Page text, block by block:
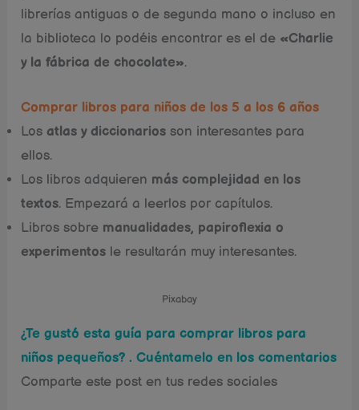
librerías antiguas o de segunda mano o incluso en
la biblioteca lo podéis encontrar es el de «Charlie
y la fábrica de chocolate».
Comprar libros para niños de los 5 a los 6 años
Los atlas y diccionarios son interesantes para
ellos.
Los libros adquieren más complejidad en los
textos. Empezará a leerlos por capítulos.
Libros sobre manualidades, papiroflexia o
experimentos le resultarán muy interesantes.
Pixabay
¿Te gustó esta guía para comprar libros para
niños pequeños? . Cuéntamelo en los comentarios
Comparte este post en tus redes sociales